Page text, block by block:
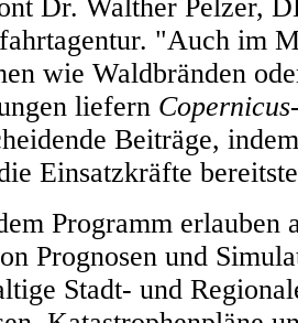
Dr. Walther Pelzer,
"Auch im
wie Waldbränden
liefern Copernicus
Beiträge,
Einsatzkräfte
Programm erlauben
Prognosen und
Stadt- und